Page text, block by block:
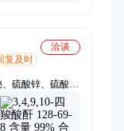
洽谈
复及时
硫酸锌、硫酸
3、牛磺酸、褪
酮、肉桂醛、磷
膏粉、乙氧基